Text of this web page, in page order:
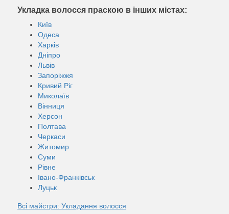
Укладка волосся праскою в інших містах:
Київ
Одеса
Харків
Дніпро
Львів
Запоріжжя
Кривий Ріг
Миколаїв
Вінниця
Херсон
Полтава
Черкаси
Житомир
Суми
Рівне
Івано-Франківськ
Луцьк
Всі майстри: Укладання волосся